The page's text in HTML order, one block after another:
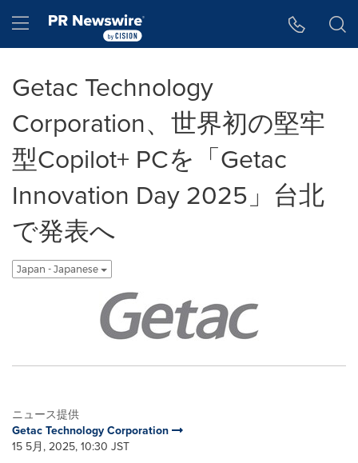
Hamburger menu
Getac Technology
Corporation、世界初の堅牢
型Copilot+ PCを「Getac
Innovation Day 2025」台北
で発表へ
Japan - Japanese
ニュース提供
Getac Technology Corporation
15 5月, 2025, 10:30 JST